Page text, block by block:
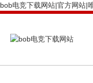
bob电竞下载网站|官方网站|